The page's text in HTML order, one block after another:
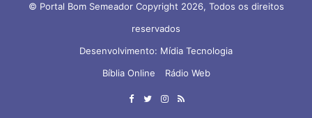
© Portal Bom Semeador Copyright 2026, Todos os direitos
reservados
Desenvolvimento: Mídia Tecnologia
Bíblia Online
Rádio Web